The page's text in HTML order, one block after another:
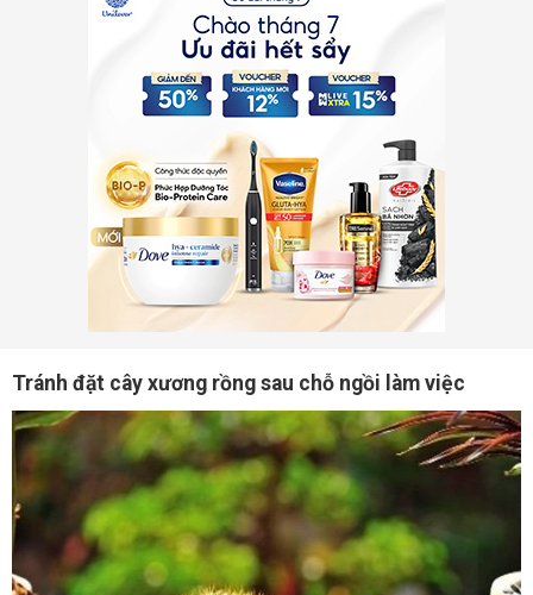
Tránh đặt cây xương rồng sau chỗ ngồi làm việc